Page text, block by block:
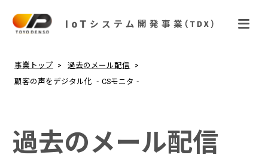
事業トップ
過去のメール配信
顧客の声をデジタル化 ‐CSモニタ‐
過去のメール配信